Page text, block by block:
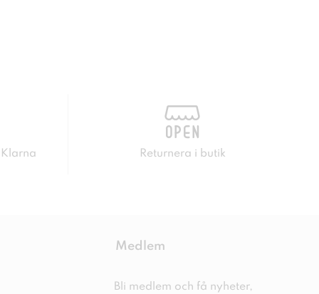
Returnera i butik
Medlem
Bli medlem och få nyheter,